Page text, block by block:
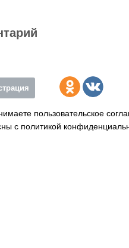
пользовательское
с политикой